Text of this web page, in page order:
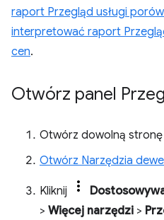
raport Przegląd usługi
interpretować raport
cen.
Otwórz panel
Otwórz dowolną
Otwórz Narzędzia
Kliknij
> Więcej narzędzi >